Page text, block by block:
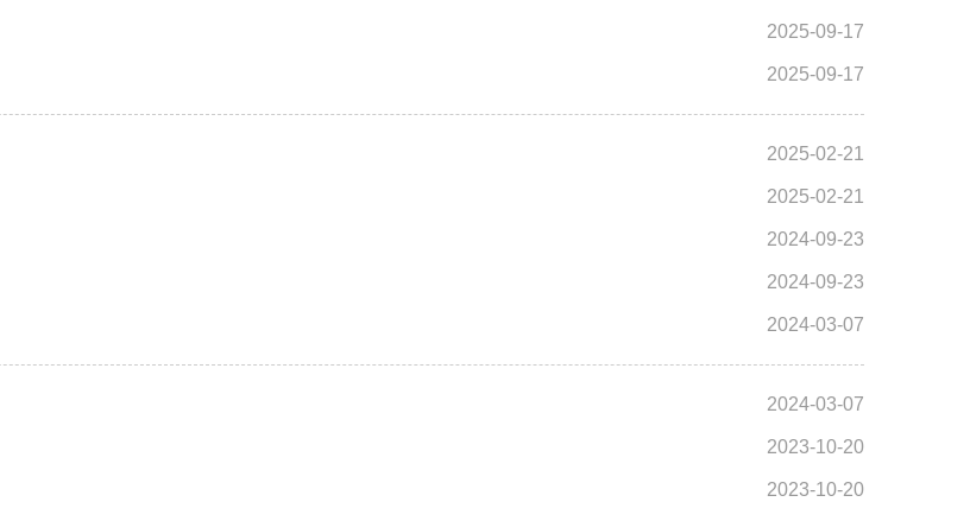
2025-09-17
2025-09-17
2025-02-21
2025-02-21
2024-09-23
2024-09-23
2024-03-07
2024-03-07
2023-10-20
2023-10-20